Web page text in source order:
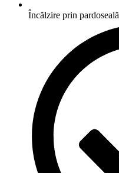
Încălzire prin pardoseală